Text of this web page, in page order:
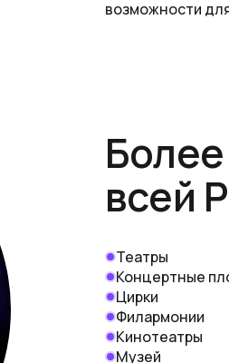
возможности
Более
всей
Театры
Концертные
Цирки
Филармонии
Кинотеатры
Музей